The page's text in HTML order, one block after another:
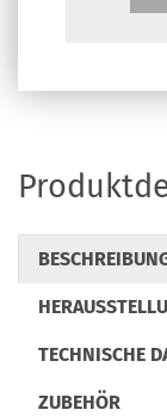
TECHNISCHE
ZUBEHÖR